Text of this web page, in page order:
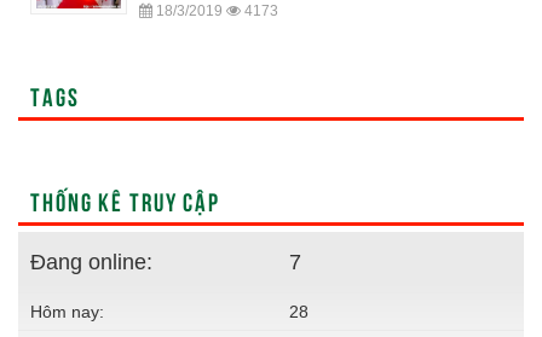
18/3/2019 4173
TAGS
THỐNG KÊ TRUY CẬP
Đang online: 7
Hôm nay:
28